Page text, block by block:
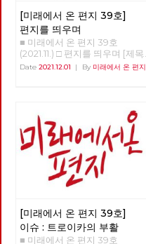
[미래에서 온 편지 39호]
편지를 띄우며
■ 미래에서 온 편지 39호
(2021.11.) □ 편지를 띄우며 [제목
을 누르면 내용을 볼 수 있습니
카의 부활 □ 특집 : 물신세계의
비참 □ 정세 : 기생 착취자의 출
현 □ 세계 : 인도 케랄라의 아래
로부터의 주민자치 01 □ 현장 :
지극히 편파적인 시상식, 레드
어워드 10주년의 현장 □ 사람 :
질문을 품은 아나키스트, 이현우
□ 역사 : 경성의 재발견 05 □ 도
복을 위한 투쟁 □ 영화 : 연상호
가 바라보는 세상 - 지옥 □ 사진 :
백년 경계 너머로의 여정
Date 2021.12.01 | By 미래에서 온 편지
[미래에서 온 편지 39호]
이슈 : 트로이카의 부활
■ 미래에서 온 편지 39호